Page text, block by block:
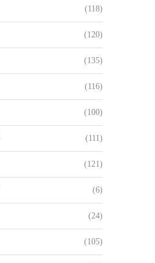
(118)
(120)
(135)
(116)
(100)
(111)
(121)
(6)
(24)
(105)